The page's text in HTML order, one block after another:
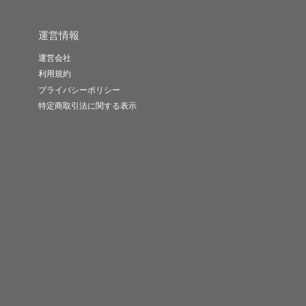
運営情報
運営会社
利用規約
プライバシーポリシー
特定商取引法に関する表示